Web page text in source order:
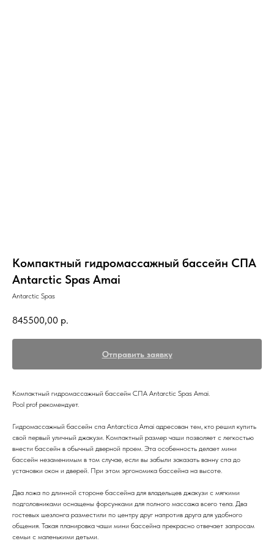
Компактный гидромассажный бассейн СПА
Antarctic Spas Amai
Antarctic Spas
845500,00 р.
Отправить заявку
Компактный гидромассажный бассейн СПА Antarctic Spas Amai.
Pool prof рекомендует.
Гидромассажный бассейн спа Antarctica Amai адресован тем, кто решил купить
свой первый уличный джакузи. Компактный размер чаши позволяет с легкостью
внести бассейн в обычный дверной проем. Эта особенность делает мини
бассейн незаменимым в том случае, если вы забыли заказать ванну спа до
установки окон и дверей. При этом эргономика бассейна на высоте.
Два ложа по длинной стороне бассейна для владельцев джакузи с мягкими
подголовниками оснащены форсунками для полного массажа всего тела. Два
гостевых шезлонга разместили по центру друг напротив друга для удобного
общения. Такая планировка чаши мини бассейна прекрасно отвечает запросам
семьи с маленькими детьми.